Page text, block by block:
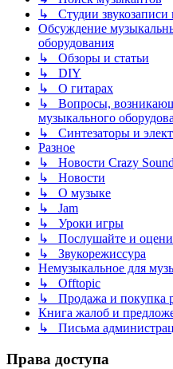
↳ Студии звукозаписи
Обсуждение
оборудования
↳ Обзоры и статьи
↳ DIY
↳ О гитарах
↳ Вопросы,
музыкального
↳ Синтезаторы и
Разное
↳ Новости Crazy
↳ Новости
↳ О музыке
↳ Jam
↳ Уроки игры
↳ Послушайте и
↳ Звукорежиссура
Немузыкальное для
↳ Offtopic
↳ Продажа и покупка
Книга жалоб и
↳ Письма
Права доступа